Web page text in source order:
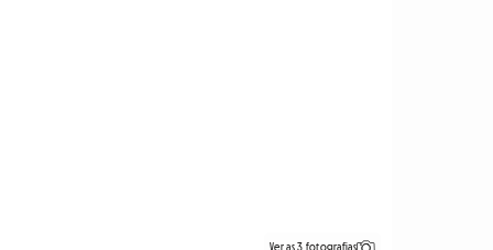
Ver as 3 fotografias